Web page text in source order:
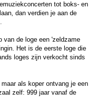
tot boks- en
dan verdien je aan de
van de loge een 'zeldzame
Het is de eerste loge die
loges zijn verkocht sinds
als koper ontvang je een
zelf: 999 jaar vanaf de